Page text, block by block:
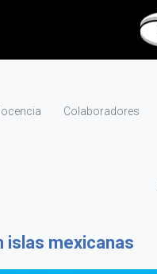
Colaboradores
islas mexicanas